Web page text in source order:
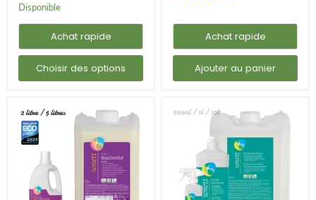
Disponible
Achat rapide
Choisir des options
Achat rapide
Ajouter au panier